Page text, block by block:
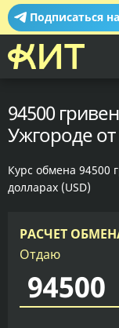
Подписаться
94500
Ужгороде
Курс обмена 94500
долларах (USD)
РАСЧЕТ
Отдаю